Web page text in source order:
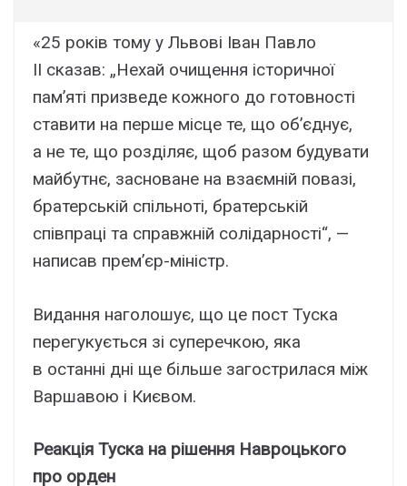
«25 років тому у Львові Іван Павло
II сказав: „Нехай очищення історичної
пам’яті призведе кожного до готовності
ставити на перше місце те, що об’єднує,
а не те, що розділяє, щоб разом будувати
майбутнє, засноване на взаємній повазі,
братерській спільноті, братерській
співпраці та справжній солідарності“, —
написав прем’єр-міністр.
Видання наголошує, що це пост Туска
перегукується зі суперечкою, яка
в останні дні ще більше загострилася між
Варшавою і Києвом.
Реакція Туска на рішення Навроцького
про орден